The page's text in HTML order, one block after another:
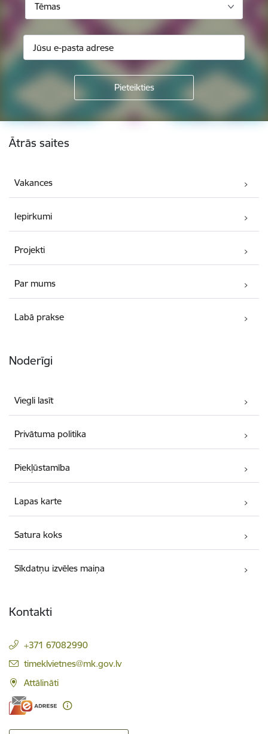
Tēmas
Kājene
Ātrās saites
Vakances
Iepirkumi
Projekti
Par mums
Labā prakse
Noderīgi
Viegli lasīt
Privātuma politika
Piekļūstamība
Lapas karte
Satura koks
Sīkdatņu izvēles maiņa
Kontakti
+371 67082990
E-pasts:
timeklvietnes@mk.gov.lv
Attālināti